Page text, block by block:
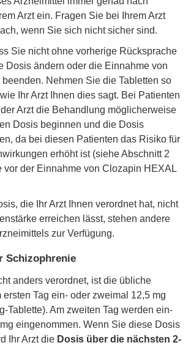
Arzt ein. Fragen Sie bei Ihrem Arzt
wenn Sie sich nicht sicher sind.
Sie nicht ohne vorherige Rücksprache
Dosis ändern oder die Einnahme von
Nehmen Sie die Tabletten so
Ihr Arzt Ihnen dies sagt. Bei Patienten
Arzt die Behandlung möglicherweise
Dosis beginnen und die Dosis
da bei diesen Patienten das Risiko für
erhöht ist (siehe Abschnitt 2
vor der Einnahme von Clozapin HEXAL
die Ihr Arzt Ihnen verordnet hat, nicht
erreichen lässt, stehen andere
zur Verfügung.
Schizophrenie
anders verordnet, ist die übliche
Tag ein- oder zweimal 12,5 mg
Tablette). Am zweiten Tag werden ein-
eingenommen. Wenn Sie diese Dosis
Ihr Arzt die Dosis über die nächsten 2-